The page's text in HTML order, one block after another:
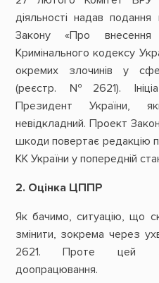
діяльності надав
Закону «Про
Кримінального кодексу
окремих злочинів у
(реєстр. №2621).
Президент України,
невідкладний. Проект
шкоди повертає редакцію
КК України у попередній
2. Оцінка ЦППР
Як бачимо, ситуацію, що
змінити, зокрема через
2621. Проте цей
доопрацювання.